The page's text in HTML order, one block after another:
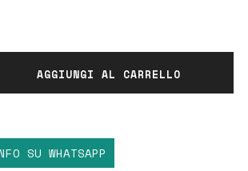
AGGIUNGI AL CARRELLO
SU WHATSAPP